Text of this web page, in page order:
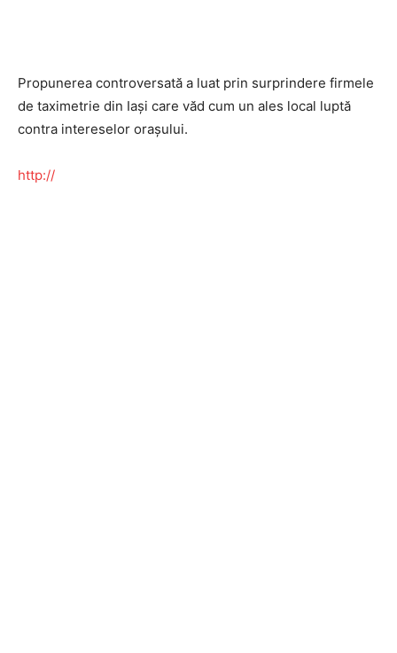
Propunerea controversată a luat prin surprindere firmele
de taximetrie din Iași care văd cum un ales local luptă
contra intereselor orașului.
http://